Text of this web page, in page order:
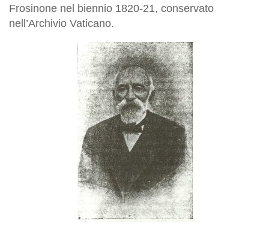
Frosinone nel biennio 1820-21, conservato
nell’Archivio Vaticano.